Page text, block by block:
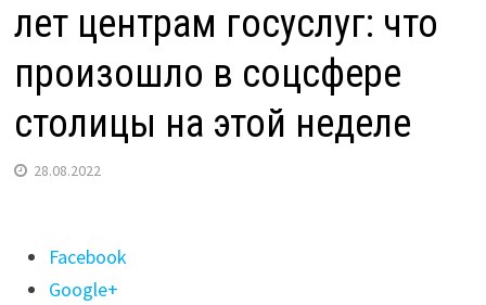
лет центрам госуслуг: что
произошло в соцсфере
столицы на этой неделе
28.08.2022
Поделиться
"Новый
Facebook
Google+